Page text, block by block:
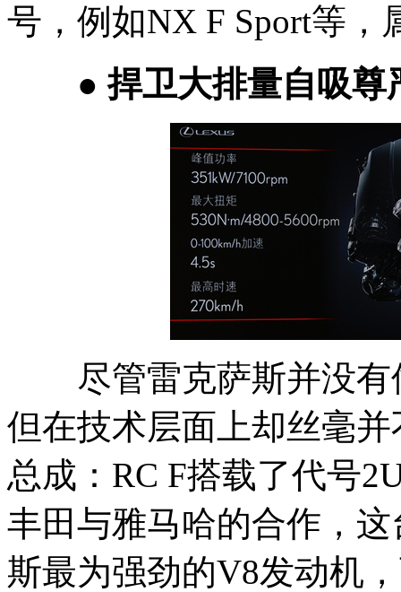
号，例如NX F Sport等，
●捍卫大排量自吸尊
尽管雷克萨斯并没有
但在技术层面上却丝毫
总成：RC F搭载了代号
丰田与雅马哈的合作，
斯最为强劲的V8发动机